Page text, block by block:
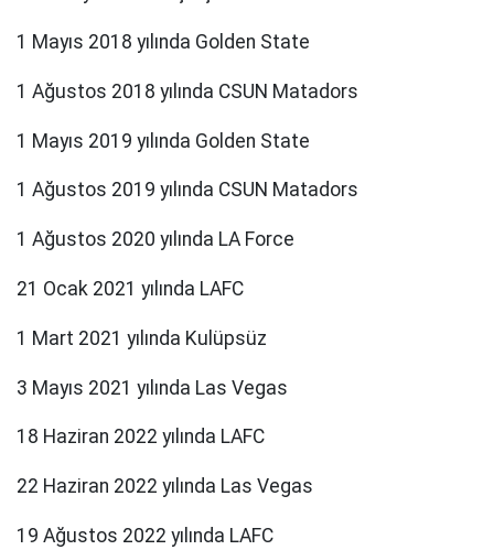
1 Mayıs 2018 yılında Golden State
1 Ağustos 2018 yılında CSUN Matadors
1 Mayıs 2019 yılında Golden State
1 Ağustos 2019 yılında CSUN Matadors
1 Ağustos 2020 yılında LA Force
21 Ocak 2021 yılında LAFC
1 Mart 2021 yılında Kulüpsüz
3 Mayıs 2021 yılında Las Vegas
18 Haziran 2022 yılında LAFC
22 Haziran 2022 yılında Las Vegas
19 Ağustos 2022 yılında LAFC